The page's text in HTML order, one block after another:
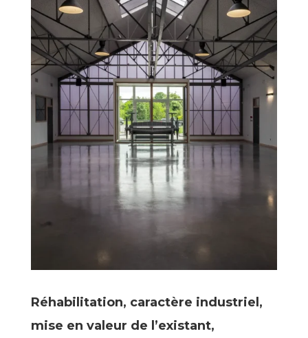
Réhabilitation, caractère industriel,
mise en valeur de l’existant,